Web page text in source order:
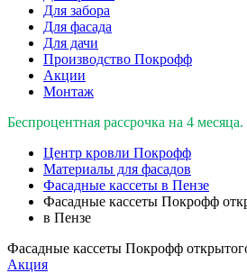
Для забора
Для фасада
Для дачи
Производство Покрофф
Акции
Монтаж
Беспроцентная рассрочка на 4
Центр кровли Покрофф
Материалы для фасадов
Фасадные кассеты в Пензе
Фасадные кассеты Покрофф
в Пензе
Фасадные кассеты Покрофф
Акция